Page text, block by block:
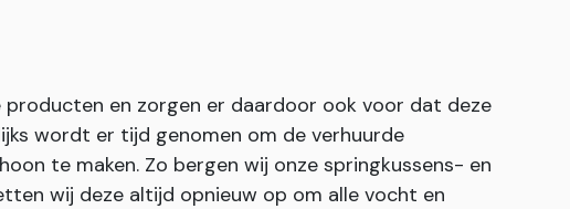
producten en zorgen er daardoor ook voor dat deze
wordt er tijd genomen om de verhuurde
te maken. Zo bergen wij onze springkussens- en
wij deze altijd opnieuw op om alle vocht en